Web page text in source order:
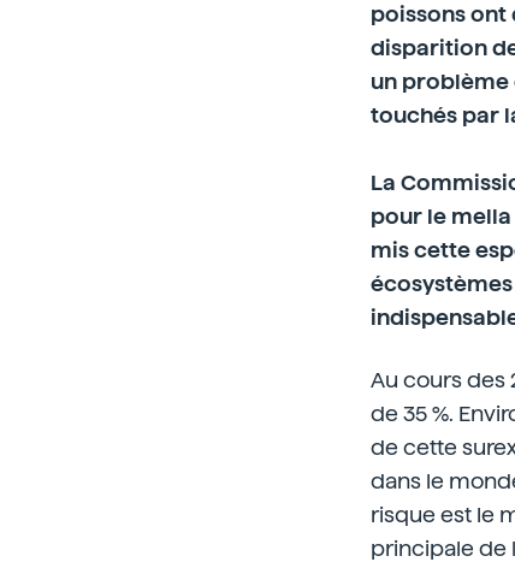
poissons ont
disparition
un problème
touchés par
La
pour le
mis cette
Au cours des
de 35 %.
de cette
dans le
risque est le
principale de